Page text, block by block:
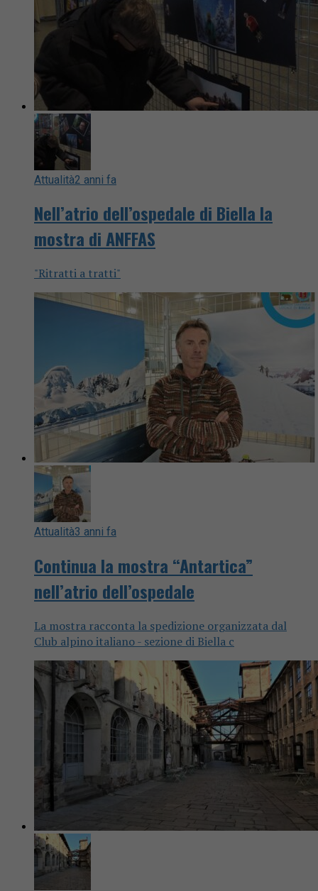
Attualità2 anni fa
Nell’atrio dell’ospedale di Biella la
mostra di ANFFAS
"Ritratti a tratti"
Attualità3 anni fa
Continua la mostra “Antartica”
nell’atrio dell’ospedale
La mostra racconta la spedizione organizzata dal
Club alpino italiano - sezione di Biella c